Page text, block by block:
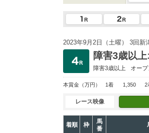
2023年9月2日（土曜） 3回新
障害3歳以
障害3歳以上 オープ
本賞金 （万円） 1着 1,350 2
レース映像
着順 枠
馬
番